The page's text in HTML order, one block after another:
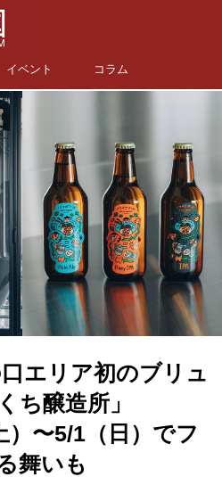
イベント コラム
エリア初のブリュ
ち醸造所」
）〜5/1（日）でフ
舞いも